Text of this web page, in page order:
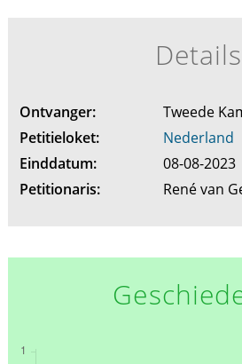
Details
Ontvanger:
Tweede
Petitieloket:
Nederland
Einddatum:
08-08-2023
Petitionaris:
René van